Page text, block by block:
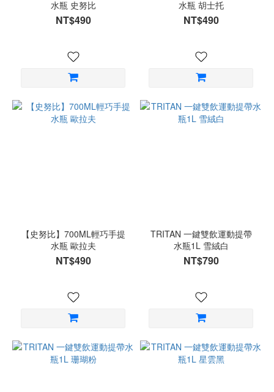
水瓶 史努比
NT$490
水瓶 胡士托
NT$490
【史努比】700ML輕巧手提
水瓶 歐拉夫
NT$490
TRITAN 一鍵雙飲運動提帶
水瓶1L 雪絨白
NT$790